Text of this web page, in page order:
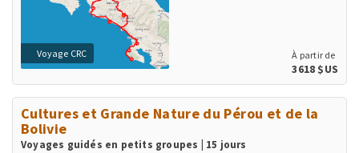
Voyage CRC À partir de
3618 $US
Cultures et Grande Nature du Pérou et de la
Bolivie
Voyages guidés en petits groupes | 15 jours